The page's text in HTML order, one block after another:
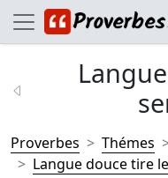
Proverbes Thémes
Langue douce tire